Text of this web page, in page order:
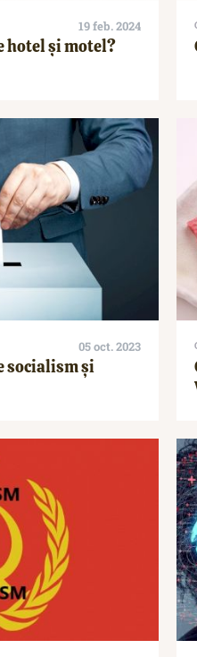
19 feb. 2024
hotel și motel?
05 oct. 2023
socialism și